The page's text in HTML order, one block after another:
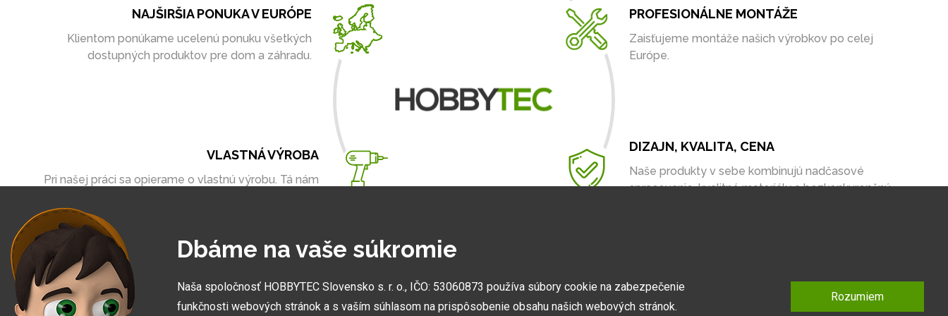
PROFESIONÁLNE MONTÁŽE
Zaisťujeme montáže našich výrobkov po celej
Európe.
DIZAJN, KVALITA, CENA
Naše produkty v sebe kombinujú nadčasové
spracovanie, kvalitné materiály a bezkonkurenčnú
NAJVÄČŠIE SHOWROOMY
Vytvorili sme najväčšie ukážkové centrá svojho druhu
VLASTNÁ VÝROBA
Pri našej práci sa opierame o vlastnú výrobu. Tá nám
NAJŠIRŠIA PONUKA V EURÓPE
Klientom ponúkame ucelenú ponuku všetkých
dostupných produktov pre dom a záhradu.
Dbáme na vaše súkromie
Naša spoločnosť HOBBYTEC Slovensko s. r. o., IČO: 53060873 používa súbory cookie na zabezpečenie
funkčnosti webových stránok a s vaším súhlasom na prispôsobenie obsahu našich webových stránok.
Rozumiem